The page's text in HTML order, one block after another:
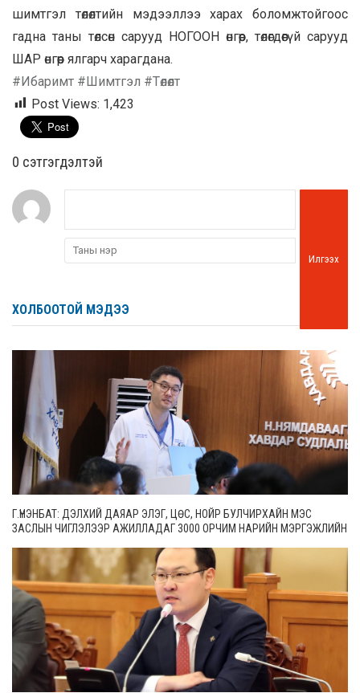
шимтгэл төлөлтийн мэдээллээ харах боломжтойгоос
гадна таны төлсөн сарууд НОГООН өнгөөр, төлөгдөөгүй сарууд
ШАР өнгөөр ялгарч харагдана.
#Ибаримт #Шимтгэл #Төлөлт
Post Views: 1,423
0 cэтгэгдэлтэй
Илгээх
ХОЛБООТОЙ МЭДЭЭ
Г.ҮНЭНБАТ: ДЭЛХИЙ ДАЯАР ЭЛЭГ, ЦӨС, НОЙР БУЛЧИРХАЙН МЭС
ЗАСЛЫН ЧИГЛЭЛЭЭР АЖИЛЛАДАГ 3000 ОРЧИМ НАРИЙН МЭРГЭЖЛИЙН